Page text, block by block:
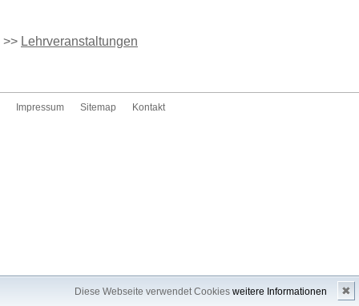
Diese Webseite verwendet Cookies weitere Informationen ✖
>> Lehrveranstaltungen
Impressum Sitemap Kontakt